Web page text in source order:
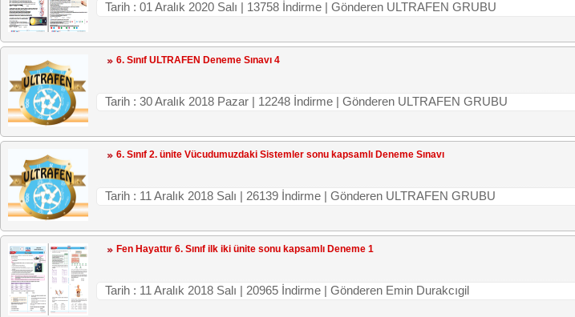
Tarih : 01 Aralık 2020 Salı | 13758 İndirme | Gönderen ULTRAFEN GRUBU
6. Sınıf ULTRAFEN Deneme Sınavı 4
Tarih : 30 Aralık 2018 Pazar | 12248 İndirme | Gönderen ULTRAFEN GRUBU
6. Sınıf 2. ünite Vücudumuzdaki Sistemler sonu kapsamlı Deneme Sınavı
Tarih : 11 Aralık 2018 Salı | 26139 İndirme | Gönderen ULTRAFEN GRUBU
Fen Hayattır 6. Sınıf ilk iki ünite sonu kapsamlı Deneme 1
Tarih : 11 Aralık 2018 Salı | 20965 İndirme | Gönderen Emin Durakcıgil